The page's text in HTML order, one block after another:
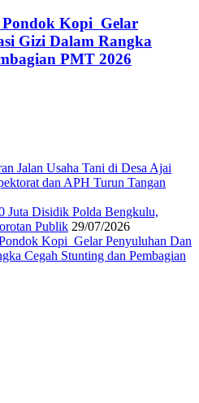
Pondok Kopi Gelar
Gizi Dalam Rangka
PMT 2026
Jalan Usaha Tani di Desa Ajai
dan APH Turun Tangan
Juta Disidik Polda Bengkulu,
Publik 29/07/2026
Kopi Gelar Penyuluhan Dan
Cegah Stunting dan Pembagian